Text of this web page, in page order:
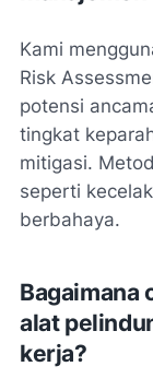
Kami
Risk
potensi
tingkat
mitigasi.
seperti
berbahaya.
Bagaimana
alat
kerja?